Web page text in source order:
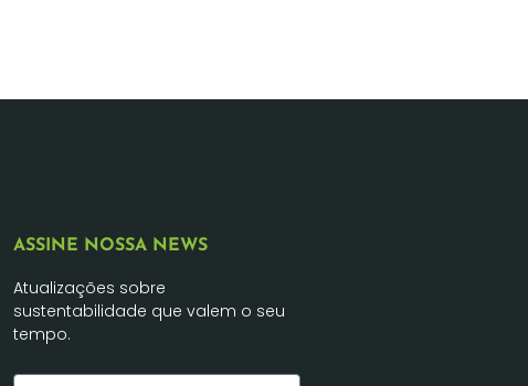
ASSINE NOSSA NEWS
Atualizações sobre
sustentabilidade que valem o seu
tempo.